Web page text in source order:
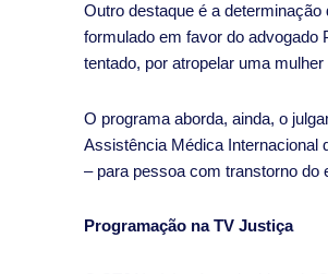
Outro destaque é a
formulado em favor do advogado
tentado, por atropelar uma
O programa aborda, ainda, o
Assistência Médica Internacional
– para pessoa com transtorno do
Programação na TV Justiça